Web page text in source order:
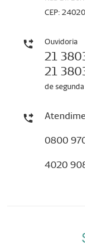
CEP:
Ouvidoria
21
21
de
0800
4020